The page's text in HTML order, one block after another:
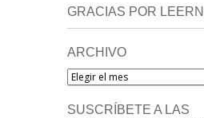
GRACIAS POR
ARCHIVO
Archivo
SUSCRÍBETE A LAS